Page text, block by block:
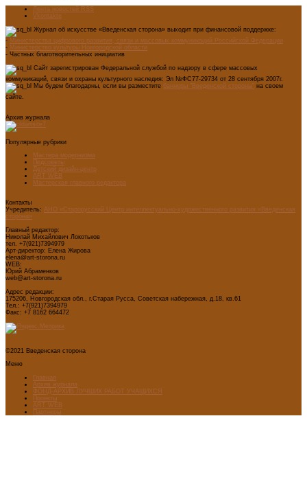
Лента новостей RSS
Vkontakte
Журнал об искусстве «Введенская сторона» выходит при финансовой поддержке:
- Министерства цифрового развития, связи и массовых коммуникаций Российской Федерации
- Министерство культуры Новгородской области
- Частных благотворительных инициатив
Сайт зарегистрирован Федеральной службой по надзору в сфере массовых
коммуникаций, связи и охраны культурного наследия: Эл №ФС77-29734 от 28 сентября 2007г.
Мы будем благодарны, если вы разместите баннеры "Введенской стороны" на своем
сайте.
Архив журнала
Популярные рубрики
Мастера модернизма
Педсоветы
Детский дизайн-центр
ART WEB
Мастерская главного редактора
Контакты
Учредитель: АНО «Старорусский Центр интеллектуально-художественного развития «Введенская
сторона»
Главный редактор:
Николай Михайлович Локотьков
тел. +7(921)7394979
Арт-директор: Елена Жирова
elena@art-storona.ru
WEB:
Юрий Абраменков
web@art-storona.ru
Адрес редакции:
175206, Новгородская обл., г.Старая Русса, Советская набережная, д.18, кв.61
Тел.: +7(921)7394979
Факс: +7 8162 664472
©2021 Введенская сторона
Меню
Главная
Архив журнала
ФОНД-АРХИВ ЛУЧШИХ РАБОТ УЧАЩИХСЯ
Проекты
ART WEB
Партнеры